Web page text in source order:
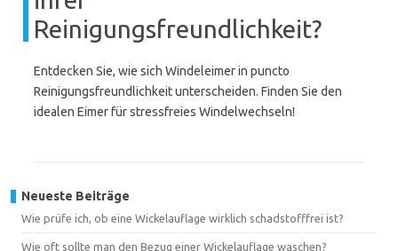
Reinigungsfreundlichkeit?
Entdecken Sie, wie sich Windeleimer in puncto
Reinigungsfreundlichkeit unterscheiden. Finden Sie den
idealen Eimer für stressfreies Windelwechseln!
Neueste Beiträge
Wie prüfe ich, ob eine Wickelauflage wirklich schadstofffrei ist?
Wie oft sollte man den Bezug einer Wickelauflage waschen?